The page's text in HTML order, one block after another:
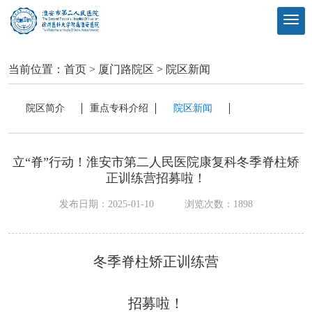
当前位置： 首页 > 厦门路院区 > 院区新闻
院区简介 重点专科介绍 院区新闻
立“脊”行动！淮安市第二人民医院康复科冬季脊柱矫
正训练营招募啦！
发布日期：2025-01-10 浏览次数： 1898
冬季脊柱矫正训练营
招募啦！